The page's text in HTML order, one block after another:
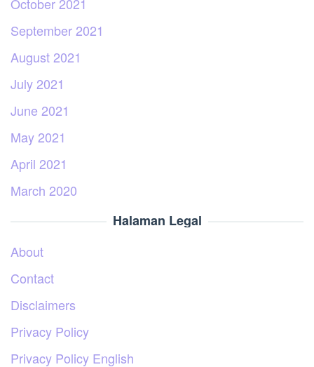
September 2021
August 2021
July 2021
June 2021
May 2021
April 2021
March 2020
Halaman Legal
About
Contact
Disclaimers
Privacy Policy
Privacy Policy English